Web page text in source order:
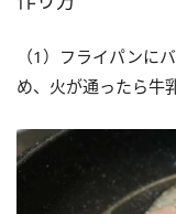
（1）フライパンに
め、火が通ったら牛